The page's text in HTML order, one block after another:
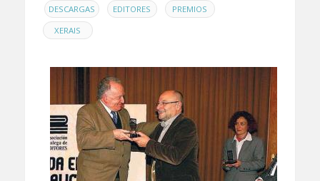
ENDESCARGAS , EDITORES , PREMIOS ,
XERAIS